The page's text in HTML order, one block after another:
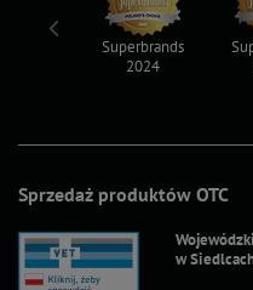
Sprzedaż produktów OTC
w
Superbrands
2024